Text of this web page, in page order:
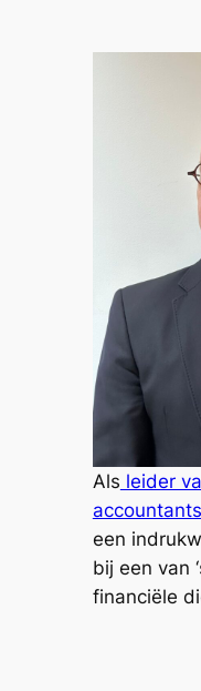
Als leider
een
bij een van
financiële